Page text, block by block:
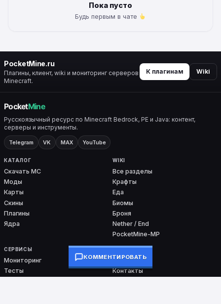
Пока пусто
Будь первым в чате
PocketMine.ru
Плагины, клиент, wiki и мониторинг серверов
Minecraft.
К плагинам Wiki
Русскоязычный ресурс по Minecraft Bedrock, PE и Java: контент,
серверы и инструменты.
Telegram VK MAX YouTube
КАТАЛОГ
Скачать MC
Моды
Карты
Скины
Плагины
Ядра
WIKI
Все разделы
Крафты
Еда
Биомы
Броня
Nether / End
PocketMine-MP
СЕРВИСЫ
Мониторинг
Тесты
ПРОЕКТ
О проекте
Контакты
КОММЕНТИРОВАТЬ